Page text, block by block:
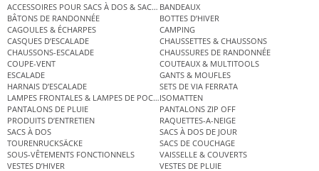
ACCESSOIRES POUR SACS À DOS & SACS ÉTANCHES
BANDEAUX
BÂTONS DE RANDONNÉE
BOTTES D’HIVER
CAGOULES & ÉCHARPES
CAMPING
CASQUES D’ESCALADE
CHAUSSETTES & CHAUSSONS
CHAUSSONS-ESCALADE
CHAUSSURES DE RANDONNÉE
COUPE-VENT
COUTEAUX & MULTITOOLS
ESCALADE
GANTS & MOUFLES
HARNAIS D’ESCALADE
SETS DE VIA FERRATA
LAMPES FRONTALES & LAMPES DE POCHEISOMATTEN
PANTALONS DE PLUIE
PANTALONS ZIP OFF
PRODUITS D’ENTRETIEN
RAQUETTES-A-NEIGE
SACS À DOS
SACS À DOS DE JOUR
TOURENRUCKSÄCKE
SACS DE COUCHAGE
SOUS-VÊTEMENTS FONCTIONNELS
VAISSELLE & COUVERTS
VESTES D’HIVER
VESTES DE PLUIE